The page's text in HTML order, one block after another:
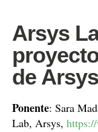
Arsys
de Arsys
Ponente: Sara
Lab, Arsys,